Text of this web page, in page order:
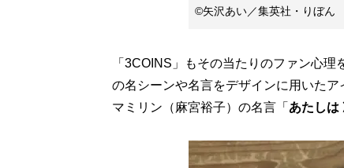
©矢沢あい／集英社・りぼん
「3COINS」もその当たりのファン心
の名シーンや名言をデザインに用いた
マミリン（麻宮裕子）の名言「 あたしは